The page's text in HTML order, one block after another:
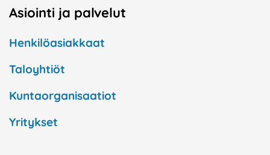
Asiointi ja palvelut
Henkilöasiakkaat
Taloyhtiöt
Kuntaorganisaatiot
Yritykset